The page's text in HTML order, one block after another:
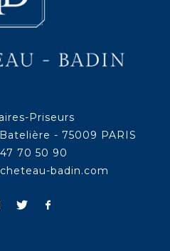
Priseurs
- 75009 PARIS
70 50 90
badin.com